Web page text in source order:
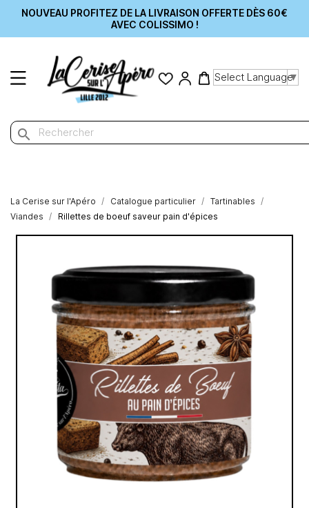
NOUVEAU PROFITEZ DE LA LIVRAISON OFFERTE DÈS 60€
AVEC COLISSIMO !
Select Language▼
search
La Cerise sur l'Apéro Catalogue particulier
Tartinables
Viandes
Rillettes de boeuf saveur pain d'épices